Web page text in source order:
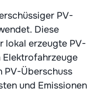
PV-
Diese
lokal erzeugte PV-
Elektrofahrzeuge
PV-Überschuss
und Emissionen